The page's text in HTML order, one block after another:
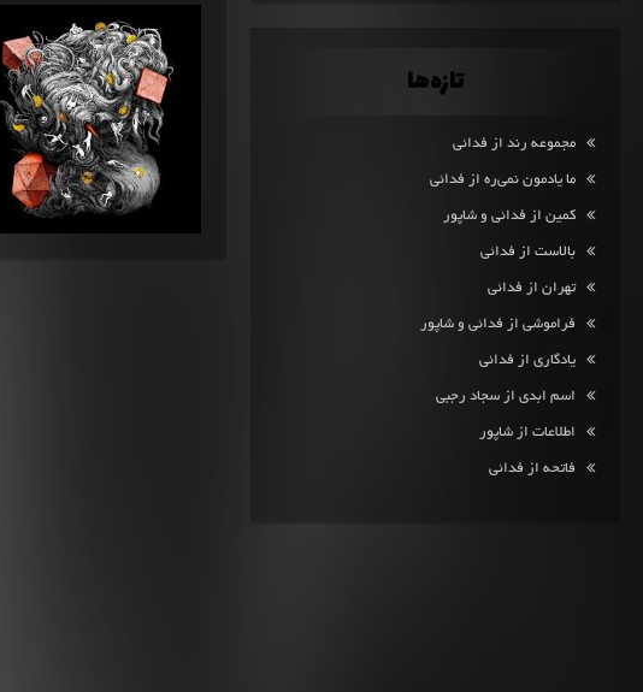
تازه‌ها
مجموعه رند از فدائی
ما یادمون نمی‌ره از فدائی
کمین از فدائی و شاپور
بالاست از فدائی
تهران از فدائی
فراموشی از فدائی و شاپور
یادگاری از فدائی
اسم ابدی از سجاد رجبی
اطلاعات از شاپور
فاتحه از فدائی